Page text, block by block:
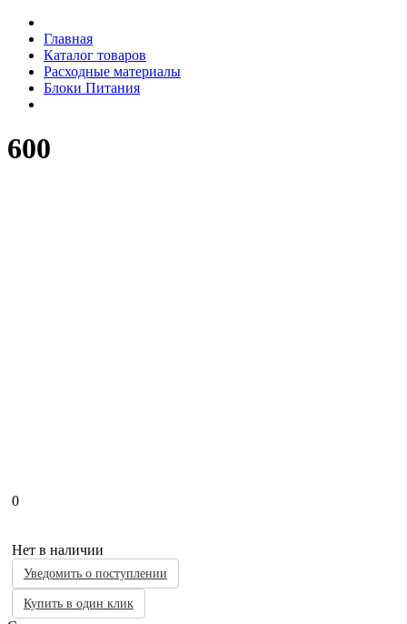
Главная
Каталог товаров
Расходные материалы
Блоки Питания
600
0
Нет в наличии
Уведомить о поступлении
Купить в один клик